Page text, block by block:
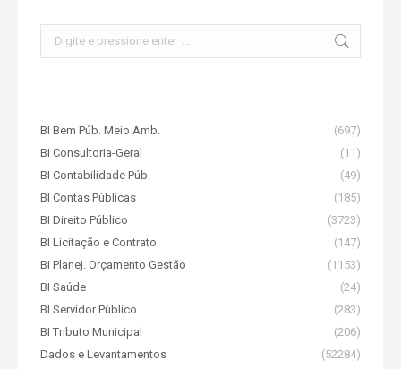
BI Bem Púb. Meio Amb.
(697)
BI Consultoria-Geral
(11)
BI Contabilidade Púb.
(49)
BI Contas Públicas
(185)
BI Direito Público
(3723)
BI Licitação e Contrato
(147)
BI Planej. Orçamento Gestão
(1153)
BI Saúde
(24)
BI Servidor Público
(283)
BI Tributo Municipal
(206)
Dados e Levantamentos
(52284)